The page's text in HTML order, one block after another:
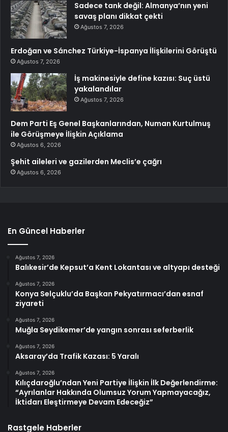
Sadece tank değil: Almanya’nın yeni
savaş planı dikkat çekti
Ağustos 7, 2026
Erdoğan ve Sánchez Türkiye-İspanya İlişkilerini Görüştü
Ağustos 7, 2026
İş makinesiyle define kazısı: Suç üstü
yakalandılar
Ağustos 7, 2026
Dem Parti Eş Genel Başkanlarından, Numan Kurtulmuş
ile Görüşmeye İlişkin Açıklama
Ağustos 6, 2026
Şehit aileleri ve gazilerden Meclis’e çağrı
Ağustos 6, 2026
En Güncel Haberler
Ağustos 7, 2026
Balıkesir’de Kepsut’a Kent Lokantası ve altyapı desteği
Ağustos 7, 2026
Konya Selçuklu’da Başkan Pekyatırmacı’dan esnaf
ziyareti
Ağustos 7, 2026
Muğla Seydikemer’de yangın sonrası seferberlik
Ağustos 7, 2026
Aksaray’da Trafik Kazası: 5 Yaralı
Ağustos 7, 2026
Kılıçdaroğlu’ndan Yeni Partiye İlişkin İlk Değerlendirme:
“Ayrılanlar Hakkında Olumsuz Yorum Yapmayacağız,
İktidarı Eleştirmeye Devam Edeceğiz”
Rastgele Haberler